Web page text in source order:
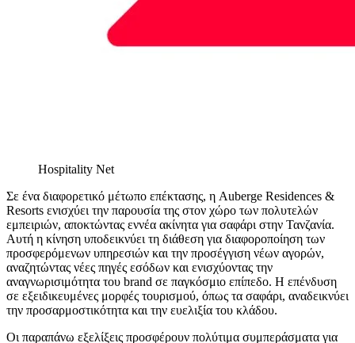
Hospitality Net
Σε ένα διαφορετικό μέτωπο επέκτασης, η Auberge Residences &
Resorts ενισχύει την παρουσία της στον χώρο των πολυτελών
εμπειριών, αποκτώντας εννέα ακίνητα για σαφάρι στην Τανζανία.
Αυτή η κίνηση υποδεικνύει τη διάθεση για διαφοροποίηση των
προσφερόμενων υπηρεσιών και την προσέγγιση νέων αγορών,
αναζητώντας νέες πηγές εσόδων και ενισχύοντας την
αναγνωρισιμότητα του brand σε παγκόσμιο επίπεδο. Η επένδυση
σε εξειδικευμένες μορφές τουρισμού, όπως τα σαφάρι, αναδεικνύει
την προσαρμοστικότητα και την ευελιξία του κλάδου.
Οι παραπάνω εξελίξεις προσφέρουν πολύτιμα συμπεράσματα για